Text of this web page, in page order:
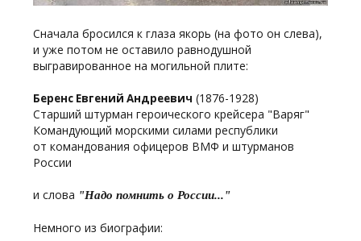
Сначала бросился к глаза якорь (на фото он слева),
и уже потом не оставило равнодушной
выгравированное на могильной плите:
Беренс Евгений Андреевич (1876-1928)
Старший штурман героического крейсера "Варяг"
Командующий морскими силами республики
от командования офицеров ВМФ и штурманов
России
и слова "Надо помнить о России..."
Немного из биографии: